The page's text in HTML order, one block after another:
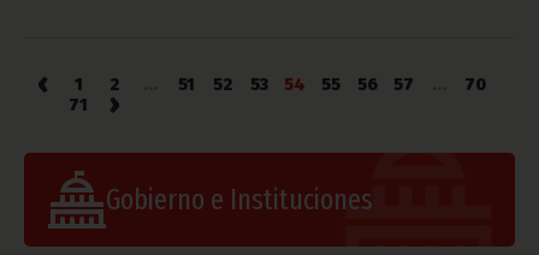
‹ 1 2 51 52 53 54 55 56 57
70
71
›
Gobierno e Instituciones